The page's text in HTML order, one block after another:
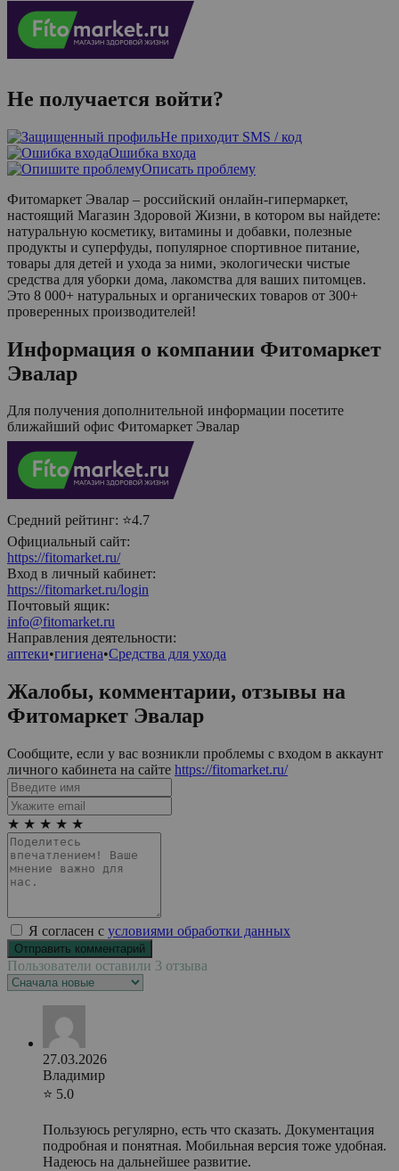
Не получается войти?
Не приходит SMS / код
Ошибка входа
Описать проблему
Фитомаркет Эвалар – российский онлайн-гипермаркет,
настоящий Магазин Здоровой Жизни, в котором вы найдете:
натуральную косметику, витамины и добавки, полезные
продукты и суперфуды, популярное спортивное питание,
товары для детей и ухода за ними, экологически чистые
средства для уборки дома, лакомства для ваших питомцев.
Это 8 000+ натуральных и органических товаров от 300+
проверенных производителей!
Информация о компании Фитомаркет
Эвалар
Для получения дополнительной информации посетите
ближайший офис Фитомаркет Эвалар
Средний рейтинг: ⭐4.7
Официальный сайт:
https://fitomarket.ru/
Вход в личный кабинет:
https://fitomarket.ru/login
Почтовый ящик:
info@fitomarket.ru
Направления деятельности:
аптеки•гигиена•Средства для ухода
Жалобы, комментарии, отзывы на
Фитомаркет Эвалар
Сообщите, если у вас возникли проблемы с входом в аккаунт
личного кабинета на сайте https://fitomarket.ru/
★ ★ ★ ★ ★
Я согласен с условиями обработки данных
Пользователи оставили 3 отзыва
27.03.2026
Владимир
⭐ 5.0
Пользуюсь регулярно, есть что сказать. Документация
подробная и понятная. Мобильная версия тоже удобная.
Надеюсь на дальнейшее развитие.